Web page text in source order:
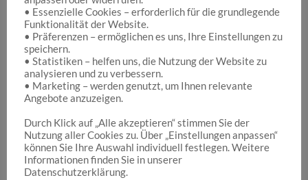
Hocuspocus – Ihr Onlineshop für die schönen
Dinge des Lebens
Hocuspocus ist die richtige Anlaufstelle für Dich,
wenn Du auf der Suche nach schönen
Geschenken , tollenSpielwarenoder
ansprechenderDekorationbist. Wir von
Hocuspocus wissen schöne Dinge stets zu
schätzen und legen daher großen Wert darauf,
• Essenzielle Cookies – erforderlich für die grundlegende
Funktionalität der Website.
• Präferenzen – ermöglichen es uns, Ihre Einstellungen zu
speichern.
• Statistiken – helfen uns, die Nutzung der Website zu
analysieren und zu verbessern.
• Marketing – werden genutzt, um Ihnen relevante
Angebote anzuzeigen.
Durch Klick auf „Alle akzeptieren“ stimmen Sie der
Nutzung aller Cookies zu. Über „Einstellungen anpassen“
können Sie Ihre Auswahl individuell festlegen. Weitere
Informationen finden Sie in unserer
Datenschutzerklärung.